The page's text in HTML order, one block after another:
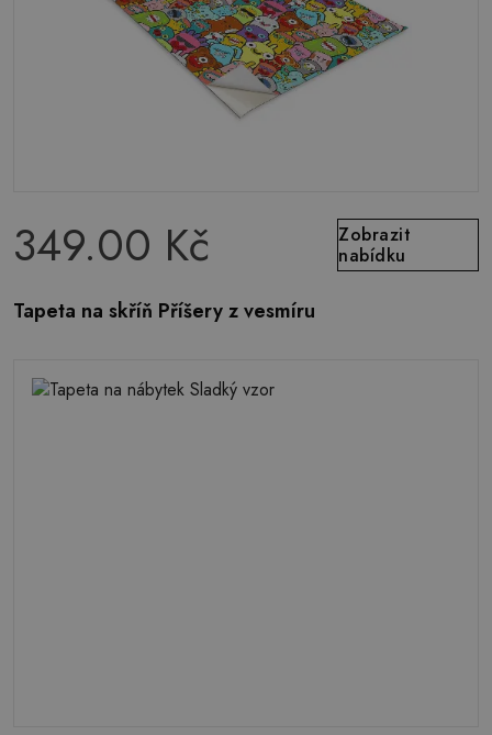
349.00 Kč
Zobrazit
nabídku
Tapeta na skříň Příšery z vesmíru